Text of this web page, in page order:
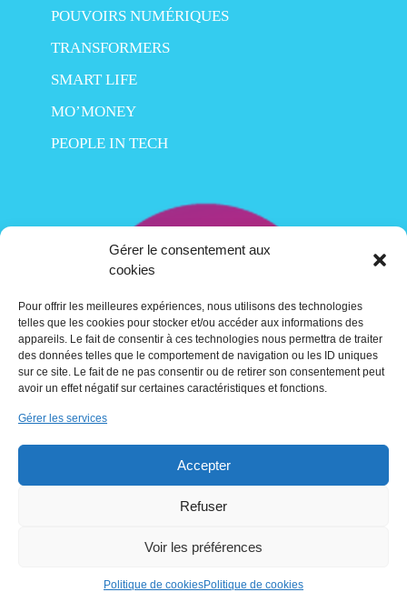
Gérer le consentement aux
cookies
Pour offrir les meilleures expériences, nous utilisons des technologies
telles que les cookies pour stocker et/ou accéder aux informations des
appareils. Le fait de consentir à ces technologies nous permettra de traiter
des données telles que le comportement de navigation ou les ID uniques
sur ce site. Le fait de ne pas consentir ou de retirer son consentement peut
avoir un effet négatif sur certaines caractéristiques et fonctions.
Gérer les services
Accepter
Refuser
Voir les préférences
Politique de cookiesPolitique de cookies
POUVOIRS NUMÉRIQUES
TRANSFORMERS
SMART LIFE
MO’MONEY
PEOPLE IN TECH
Crédits